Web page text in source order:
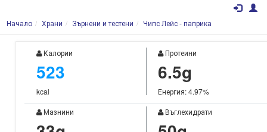
Начало Храни Зърнени и тестени Чипс Лейс - паприка
Калории
523
kcal
Протеини
6.5g
Енергия: 4.97%
Мазнини
Въглехидрати